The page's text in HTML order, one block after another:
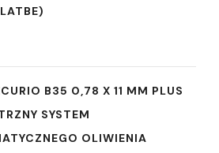
B35 0,78 X 11 MM PLUS
SYSTEM
OLIWIENIA